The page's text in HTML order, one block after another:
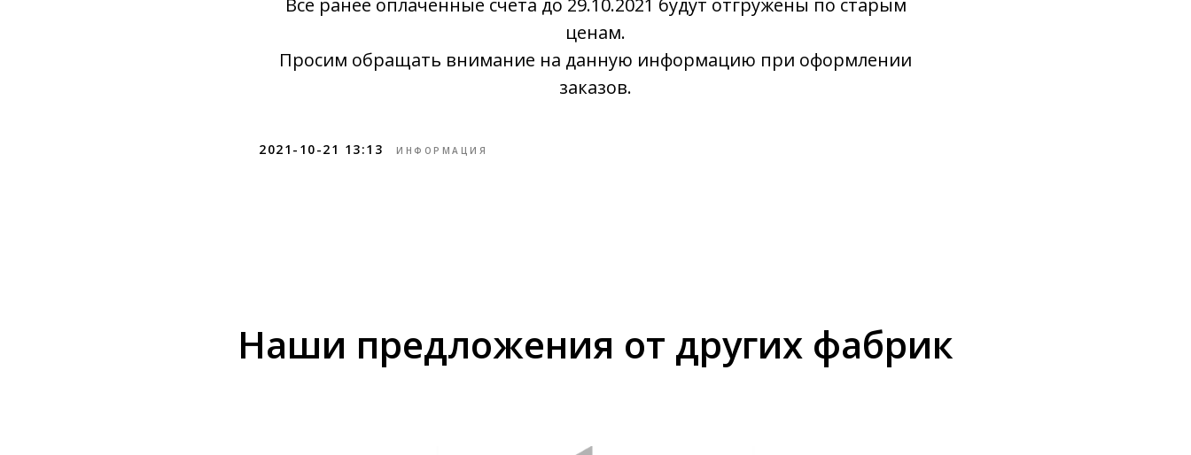
Все ранее оплаченные счета до 29.10.2021 будут отгружены по старым
ценам.
Просим обращать внимание на данную информацию при оформлении
заказов.
2021-10-21 13:13 ИНФОРМАЦИЯ
Наши предложения от других фабрик